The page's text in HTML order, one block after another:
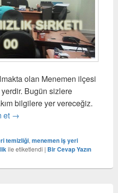
olan Menemen ilçesi
Bugün sizlere
bilgilere yer vereceğiz.
et Menemen İş yeri Temizlik Şirketi
→
temizliği, menemen iş yeri
ile etiketlendi | Bir Cevap Yazın